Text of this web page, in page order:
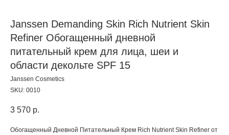
Janssen Demanding Skin Rich Nutrient Skin
Refiner Обогащенный дневной
питательный крем для лица, шеи и
области декольте SPF 15
Janssen Cosmetics
SKU: 0010
3 570 р.
Обогащенный Дневной Питательный Крем Rich Nutrient Skin Refiner от